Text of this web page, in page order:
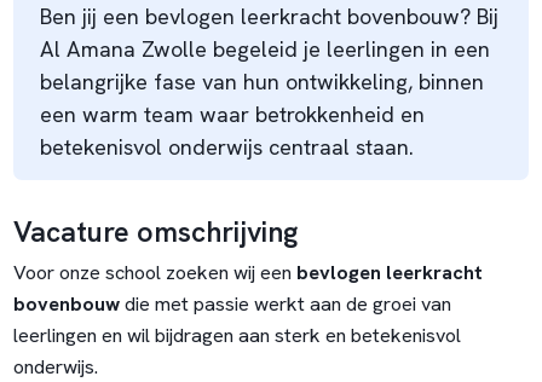
Ben jij een bevlogen leerkracht bovenbouw? Bij
Al Amana Zwolle begeleid je leerlingen in een
belangrijke fase van hun ontwikkeling, binnen
een warm team waar betrokkenheid en
betekenisvol onderwijs centraal staan.
Vacature omschrijving
Voor onze school zoeken wij een bevlogen leerkracht
bovenbouwdie met passie werkt aan de groei van
leerlingen en wil bijdragen aan sterk en betekenisvol
onderwijs.